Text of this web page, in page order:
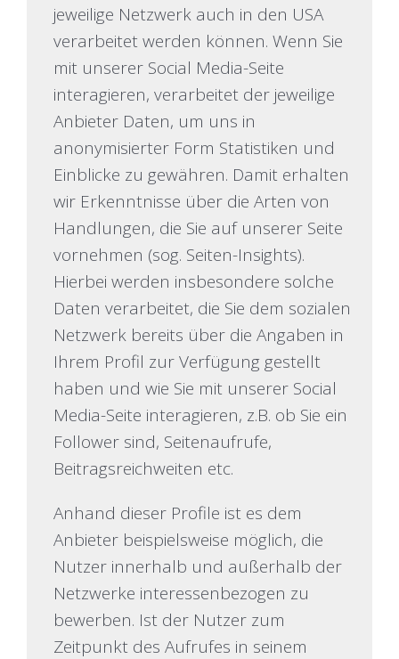
jeweilige Netzwerk auch in den USA
verarbeitet werden können. Wenn Sie
mit unserer Social Media-Seite
interagieren, verarbeitet der jeweilige
Anbieter Daten, um uns in
anonymisierter Form Statistiken und
Einblicke zu gewähren. Damit erhalten
wir Erkenntnisse über die Arten von
Handlungen, die Sie auf unserer Seite
vornehmen (sog. Seiten-Insights).
Hierbei werden insbesondere solche
Daten verarbeitet, die Sie dem sozialen
Netzwerk bereits über die Angaben in
Ihrem Profil zur Verfügung gestellt
haben und wie Sie mit unserer Social
Media-Seite interagieren, z.B. ob Sie ein
Follower sind, Seitenaufrufe,
Beitragsreichweiten etc.
Anhand dieser Profile ist es dem
Anbieter beispielsweise möglich, die
Nutzer innerhalb und außerhalb der
Netzwerke interessenbezogen zu
bewerben. Ist der Nutzer zum
Zeitpunkt des Aufrufes in seinem